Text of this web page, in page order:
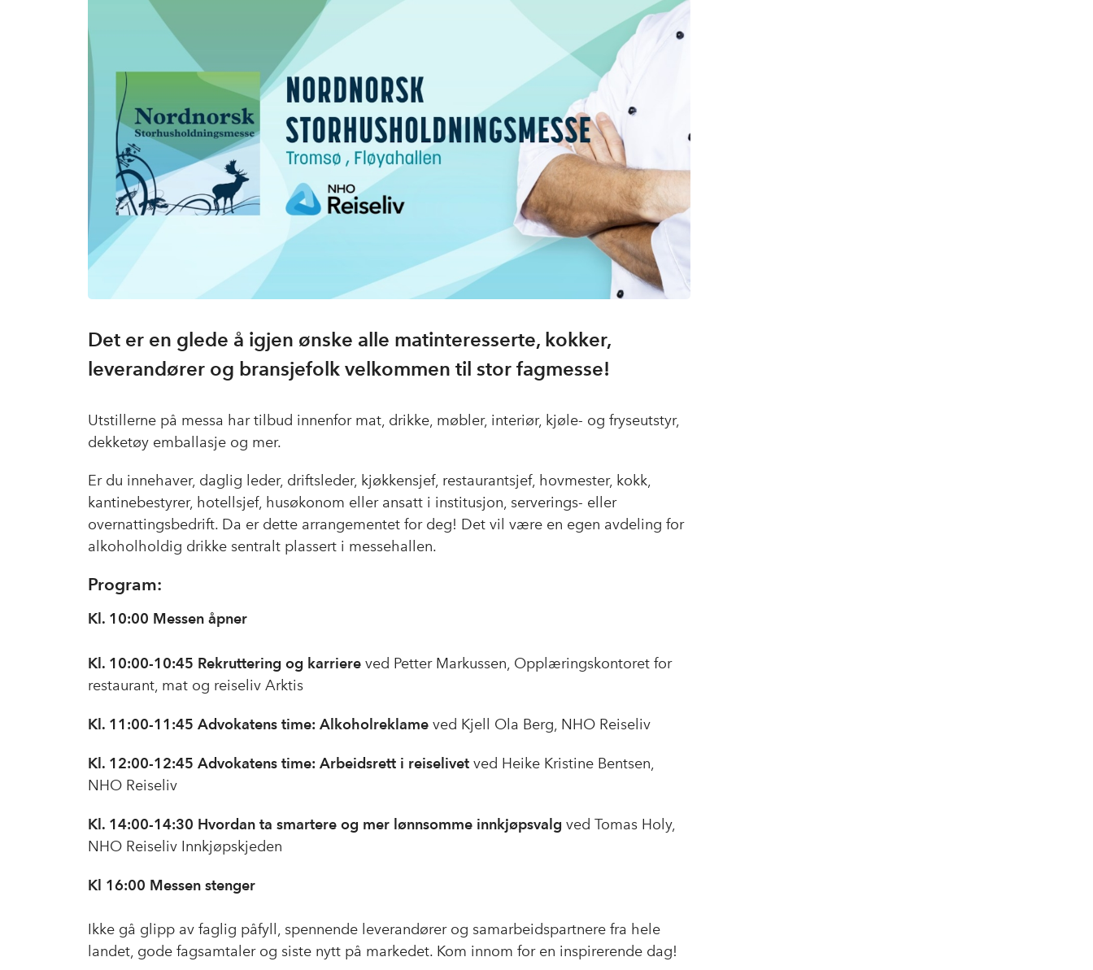
Det er en glede å igjen ønske alle matinteresserte, kokker,
leverandører og bransjefolk velkommen til stor fagmesse!
Utstillerne på messa har tilbud innenfor mat, drikke, møbler, interiør, kjøle- og fryseutstyr,
dekketøy emballasje og mer.
Er du innehaver, daglig leder, driftsleder, kjøkkensjef, restaurantsjef, hovmester, kokk,
kantinebestyrer, hotellsjef, husøkonom eller ansatt i institusjon, serverings- eller
overnattingsbedrift. Da er dette arrangementet for deg! Det vil være en egen avdeling for
alkoholholdig drikke sentralt plassert i messehallen.
Program:
Kl. 10:00 Messen åpner
Kl. 10:00-10:45 Rekruttering og karriere ved Petter Markussen, Opplæringskontoret for
restaurant, mat og reiseliv Arktis
Kl. 11:00-11:45 Advokatens time: Alkoholreklame ved Kjell Ola Berg, NHO Reiseliv
Kl. 12:00-12:45 Advokatens time: Arbeidsrett i reiselivet ved Heike Kristine Bentsen,
NHO Reiseliv
Kl. 14:00-14:30 Hvordan ta smartere og mer lønnsomme innkjøpsvalg ved Tomas Holy,
NHO Reiseliv Innkjøpskjeden
Kl 16:00 Messen stenger
Ikke gå glipp av faglig påfyll, spennende leverandører og samarbeidspartnere fra hele
landet, gode fagsamtaler og siste nytt på markedet. Kom innom for en inspirerende dag!